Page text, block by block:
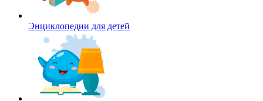
Энциклопедии для детей